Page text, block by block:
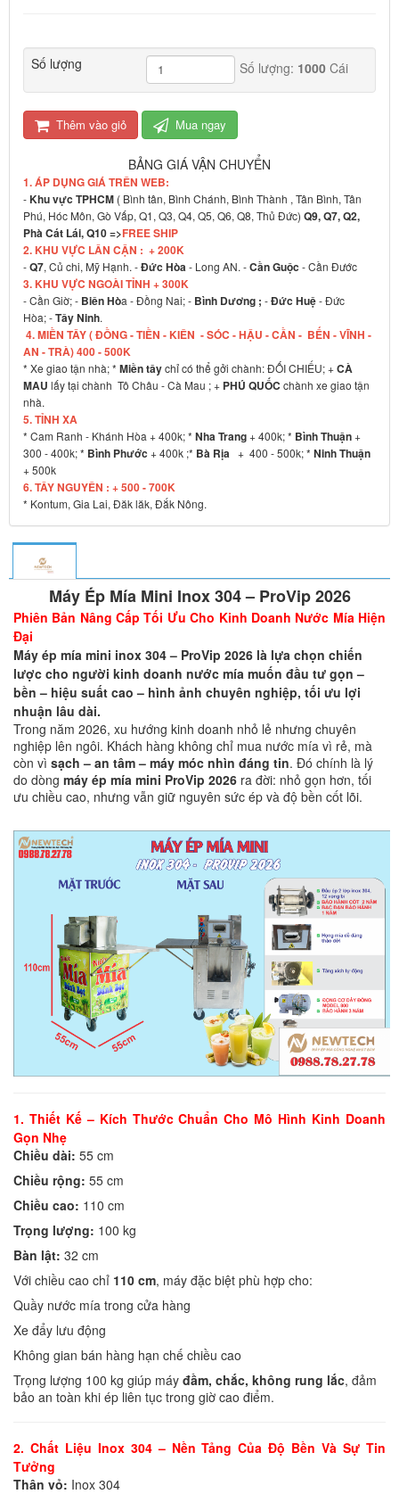
Số lượng Số lượng: 1000 Cái
Thêm vào giỏ Mua ngay
BẢNG GIÁ VẬN CHUYỂN
1. ÁP DỤNG GIÁ TRÊN WEB:
-Khu vực TPHCM ( Bình tân, Bình Chánh, Bình Thành , Tân Bình, Tân
Phú, Hóc Môn, Gò Vấp, Q1, Q3, Q4, Q5, Q6, Q8, Thủ Đức) Q9, Q7, Q2,
Phà Cát Lái, Q10 =>FREE SHIP
2. KHU VỰC LÂN CẬN : + 200K
-Q7, Củ chi, Mỹ Hạnh. -Đức Hòa- Long AN. -Cần Guộc - Cần Đước
3. KHU VỰC NGOÀI TỈNH + 300K
- Cần Giờ; - Biên Hòa - Đồng Nai; - Bình Dương ; -Đức Huệ- Đức
Hòa; -Tây Ninh.
4. MIỀN TÂY ( ĐỒNG - TIỀN - KIÊN - SÓC - HẬU - CẦN - BẾN - VĨNH -
AN - TRÀ) 400 - 500K
* Xe giao tận nhà; * Miền tâychỉ có thể gởi chành: ĐỐI CHIẾU; +CÀ
MAU lấy tại chành Tô Châu - Cà Mau ; + PHÚ QUỐC chành xe giao tận
nhà.
5. TỈNH XA
* Cam Ranh - Khánh Hòa + 400k; * Nha Trang+ 400k; * Bình Thuận+
300 - 400k; * Bình Phước + 400k ;* Bà Rịa + 400 - 500k; * Ninh Thuận
+ 500k
6. TÂY NGUYÊN : + 500 - 700K
* Kontum, Gia Lai, Đăk lăk, Đắk Nông.
Máy Ép Mía Mini Inox 304 – ProVip 2026
Phiên Bản Nâng Cấp Tối Ưu Cho Kinh Doanh Nước Mía Hiện
Đại
Máy ép mía mini inox 304 – ProVip 2026 là lựa chọn chiến
lược cho người kinh doanh nước mía muốn đầu tư gọn –
bền – hiệu suất cao – hình ảnh chuyên nghiệp, tối ưu lợi
nhuận lâu dài.
Trong năm 2026, xu hướng kinh doanh nhỏ lẻ nhưng chuyên
nghiệp lên ngôi. Khách hàng không chỉ mua nước mía vì rẻ, mà
còn vì sạch – an tâm – máy móc nhìn đáng tin. Đó chính là lý
do dòng máy ép mía mini ProVip 2026 ra đời: nhỏ gọn hơn, tối
ưu chiều cao, nhưng vẫn giữ nguyên sức ép và độ bền cốt lõi.
1. Thiết Kế – Kích Thước Chuẩn Cho Mô Hình Kinh Doanh
Gọn Nhẹ
Chiều dài: 55 cm
Chiều rộng: 55 cm
Chiều cao: 110 cm
Trọng lượng: 100 kg
Bàn lật: 32 cm
Với chiều cao chỉ 110 cm, máy đặc biệt phù hợp cho:
Quầy nước mía trong cửa hàng
Xe đẩy lưu động
Không gian bán hàng hạn chế chiều cao
Trọng lượng 100 kg giúp máy đầm, chắc, không rung lắc, đảm
bảo an toàn khi ép liên tục trong giờ cao điểm.
2. Chất Liệu Inox 304 – Nền Tảng Của Độ Bền Và Sự Tin
Tưởng
Thân vỏ: Inox 304